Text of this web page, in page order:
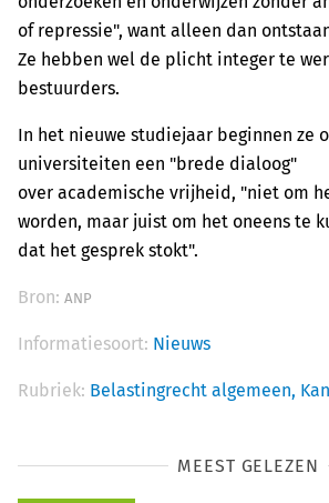
of repressie", want alleen dan
Ze hebben wel de plicht integer te
bestuurders.
In het nieuwe studiejaar beginnen ze
universiteiten een "brede dialoog"
over academische vrijheid, "niet om
worden, maar juist om het oneens te
dat het gesprek stokt".
Bron: ANP
Informatiesoort: Nieuws
Rubriek: Belastingrecht algemeen,
MEEST GELEZEN